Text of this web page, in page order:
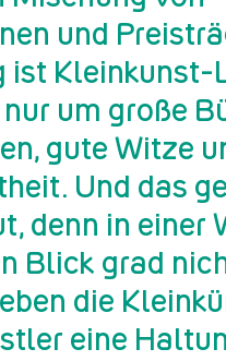
und
Kleinkunst-
um große
gute Witze
Und das
denn in einer
Blick grad
die
eine